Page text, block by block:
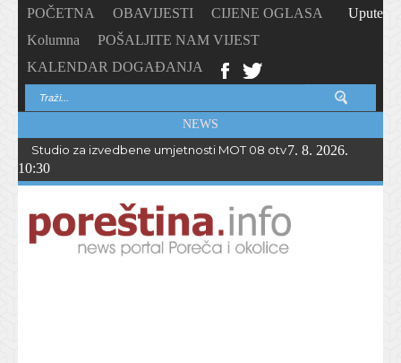
POČETNA OBAVIJESTI
CIJENE OGLASA
Kolumna
POŠALJITE NAM VIJEST
KALENDAR DOGAĐANJA
Upute
NEWS
Studio za izvedbene umjetnosti MOT 08 otvorio upise u novu
7. 8. 2026.
10:30